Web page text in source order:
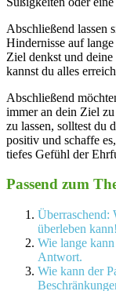
Abschließend lassen
Hindernisse auf
Ziel denkst und
kannst du alles
Abschließend
immer an dein Ziel
zu lassen, solltest du
positiv und schaffe
tiefes Gefühl der
Passend zum
Überraschend:
überleben kann!
Wie lange
Antwort.
Wie kann der